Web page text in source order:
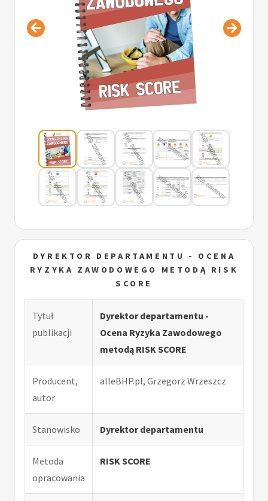
DYREKTOR DEPARTAMENTU - OCENA
RYZYKA ZAWODOWEGO METODĄ RISK
SCORE
Tytuł
publikacji
Dyrektor departamentu -
Ocena Ryzyka Zawodowego
metodą RISK SCORE
Producent,
autor
alleBHP.pl, Grzegorz Wrzeszcz
Stanowisko Dyrektor departamentu
Metoda
opracowania
RISK SCORE